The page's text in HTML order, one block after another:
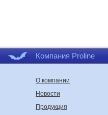
Компания Proline
О компании
Новости
Продукция